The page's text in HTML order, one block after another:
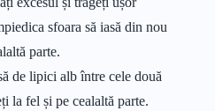
sfoara să iasă din nou
parte.
de lipici alb între cele două
la fel și pe cealaltă parte.